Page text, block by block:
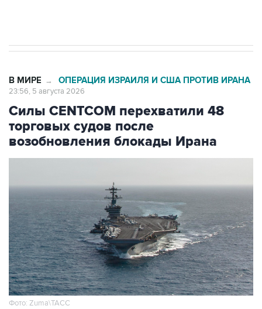
В МИРЕ → ОПЕРАЦИЯ ИЗРАИЛЯ И США ПРОТИВ ИРАНА
23:56, 5 августа 2026
Силы CENTCOM перехватили 48
торговых судов после
возобновления блокады Ирана
Фото: Zuma\ТАСС